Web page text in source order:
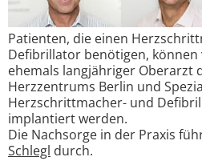
Patienten, die einen
Defibrillator benötigen, können
ehemals langjähriger Oberarzt
Herzzentrums Berlin und
Herzschrittmacher- und
implantiert werden.
Die Nachsorge in der Praxis
Schlegl durch.